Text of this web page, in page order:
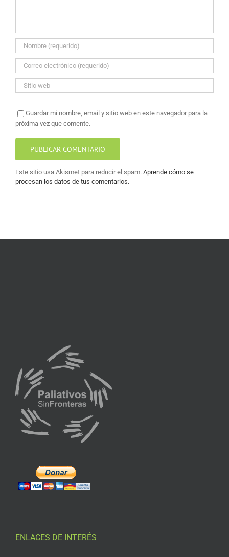
Guardar mi nombre, email y sitio web en este navegador para la
próxima vez que comente.
Este sitio usa Akismet para reducir el spam. Aprende cómo se
procesan los datos de tus comentarios.
ENLACES DE INTERÉS